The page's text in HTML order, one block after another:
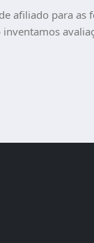
afiliado para